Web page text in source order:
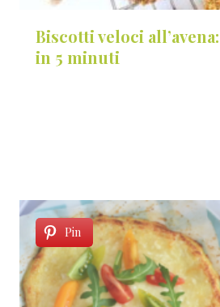
Biscotti veloci
in 5 minuti
Pin